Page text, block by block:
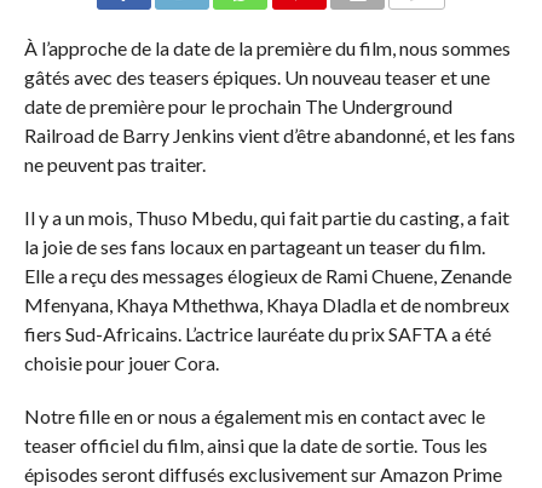
À l’approche de la date de la première du film, nous sommes
gâtés avec des teasers épiques. Un nouveau teaser et une
date de première pour le prochain The Underground
Railroad de Barry Jenkins vient d’être abandonné, et les fans
ne peuvent pas traiter.
Il y a un mois, Thuso Mbedu, qui fait partie du casting, a fait
la joie de ses fans locaux en partageant un teaser du film.
Elle a reçu des messages élogieux de Rami Chuene, Zenande
Mfenyana, Khaya Mthethwa, Khaya Dladla et de nombreux
fiers Sud-Africains. L’actrice lauréate du prix SAFTA a été
choisie pour jouer Cora.
Notre fille en or nous a également mis en contact avec le
teaser officiel du film, ainsi que la date de sortie. Tous les
épisodes seront diffusés exclusivement sur Amazon Prime